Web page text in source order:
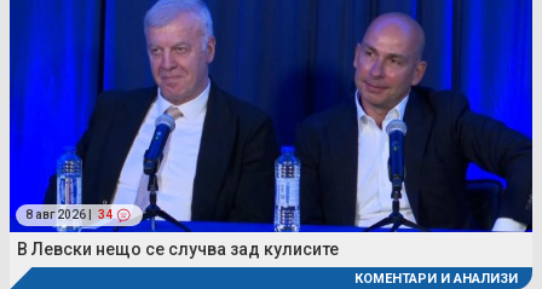
8 авг 2026 | 34
В Левски нещо се случва зад кулисите
КОМЕНТАРИ И АНАЛИЗИ